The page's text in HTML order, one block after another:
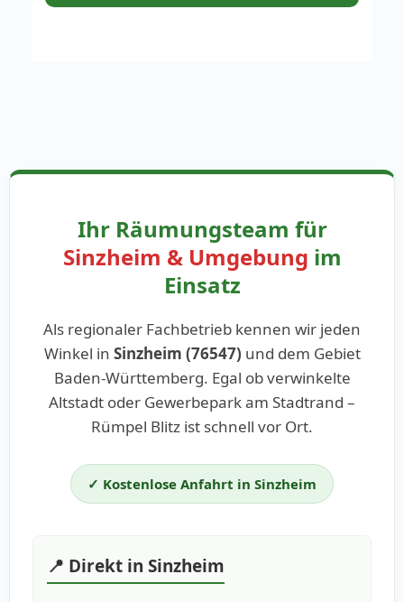
Ihr Räumungsteam für
Sinzheim & Umgebung im
Einsatz
Als regionaler Fachbetrieb kennen wir jeden
Winkel in Sinzheim (76547) und dem Gebiet
Baden-Württemberg. Egal ob verwinkelte
Altstadt oder Gewerbepark am Stadtrand –
Rümpel Blitz ist schnell vor Ort.
✓ Kostenlose Anfahrt in Sinzheim
📍 Direkt in Sinzheim